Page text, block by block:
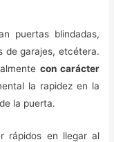
puertas blindadas,
de garajes, etcétera.
con carácter
la rapidez en la
la puerta.
rápidos en llegar al